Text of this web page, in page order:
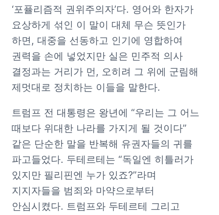
‘포퓰리즘적 권위주의자’다. 영어와 한자가
요상하게 섞인 이 말이 대체 무슨 뜻인가
하면, 대중을 선동하고 인기에 영합하여
권력을 손에 넣었지만 실은 민주적 의사
결정과는 거리가 먼, 오히려 그 위에 군림해
제멋대로 정치하는 이들을 말한다.
트럼프 전 대통령은 왕년에 “우리는 그 어느
때보다 위대한 나라를 가지게 될 것이다”
같은 단순한 말을 반복해 유권자들의 귀를
파고들었다. 두테르테는 “독일엔 히틀러가
있지만 필리핀엔 누가 있죠?”라며
지지자들을 범죄와 마약으로부터
안심시켰다. 트럼프와 두테르테 그리고